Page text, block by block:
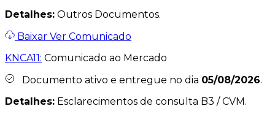
Detalhes: Outros Documentos.
Baixar Ver Comunicado
KNCA11: Comunicado ao Mercado
Documento ativo e entregue no dia 05/08/2026.
Detalhes: Esclarecimentos de consulta B3 / CVM.